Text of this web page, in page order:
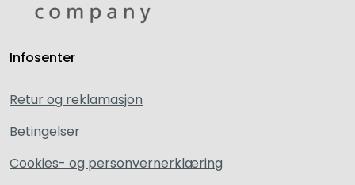
Infosenter
Retur og reklamasjon
Betingelser
Cookies- og personvernerklæring